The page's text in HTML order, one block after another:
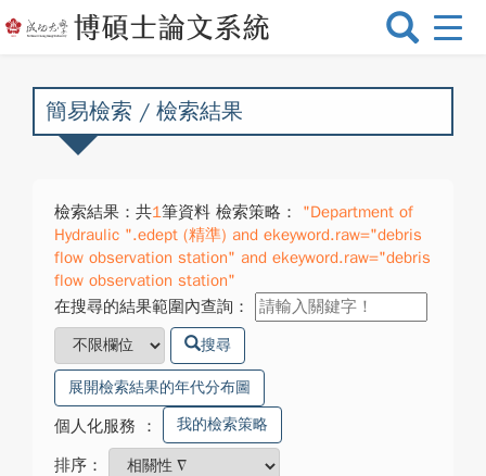
選
換
簡易檢索 / 檢索結果
檢索結果：共1筆資料 檢索策略：
"Department of
Hydraulic ".edept (精準) and ekeyword.raw="debris
flow observation station" and ekeyword.raw="debris
flow observation station"
在搜尋的結果範圍內查詢：
搜尋
展開檢索結果的年代分布圖
個人化服務 ： 我的檢索策略
排序：